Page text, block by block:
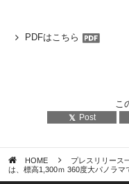
PDFはこちら
こ
Post
HOME プレスリリース
は、標高1,300ｍ 360度大パノラ